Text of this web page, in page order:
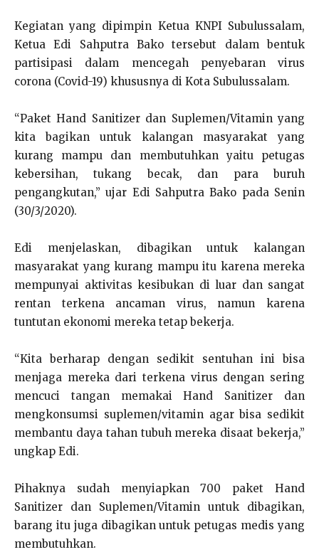
Kegiatan yang dipimpin Ketua KNPI Subulussalam,
Ketua Edi Sahputra Bako tersebut dalam bentuk
partisipasi dalam mencegah penyebaran virus
corona (Covid-19) khususnya di Kota Subulussalam.
“Paket Hand Sanitizer dan Suplemen/Vitamin yang
kita bagikan untuk kalangan masyarakat yang
kurang mampu dan membutuhkan yaitu petugas
kebersihan, tukang becak, dan para buruh
pengangkutan,” ujar Edi Sahputra Bako pada Senin
(30/3/2020).
Edi menjelaskan, dibagikan untuk kalangan
masyarakat yang kurang mampu itu karena mereka
mempunyai aktivitas kesibukan di luar dan sangat
rentan terkena ancaman virus, namun karena
tuntutan ekonomi mereka tetap bekerja.
“Kita berharap dengan sedikit sentuhan ini bisa
menjaga mereka dari terkena virus dengan sering
mencuci tangan memakai Hand Sanitizer dan
mengkonsumsi suplemen/vitamin agar bisa sedikit
membantu daya tahan tubuh mereka disaat bekerja,”
ungkap Edi.
Pihaknya sudah menyiapkan 700 paket Hand
Sanitizer dan Suplemen/Vitamin untuk dibagikan,
barang itu juga dibagikan untuk petugas medis yang
membutuhkan.